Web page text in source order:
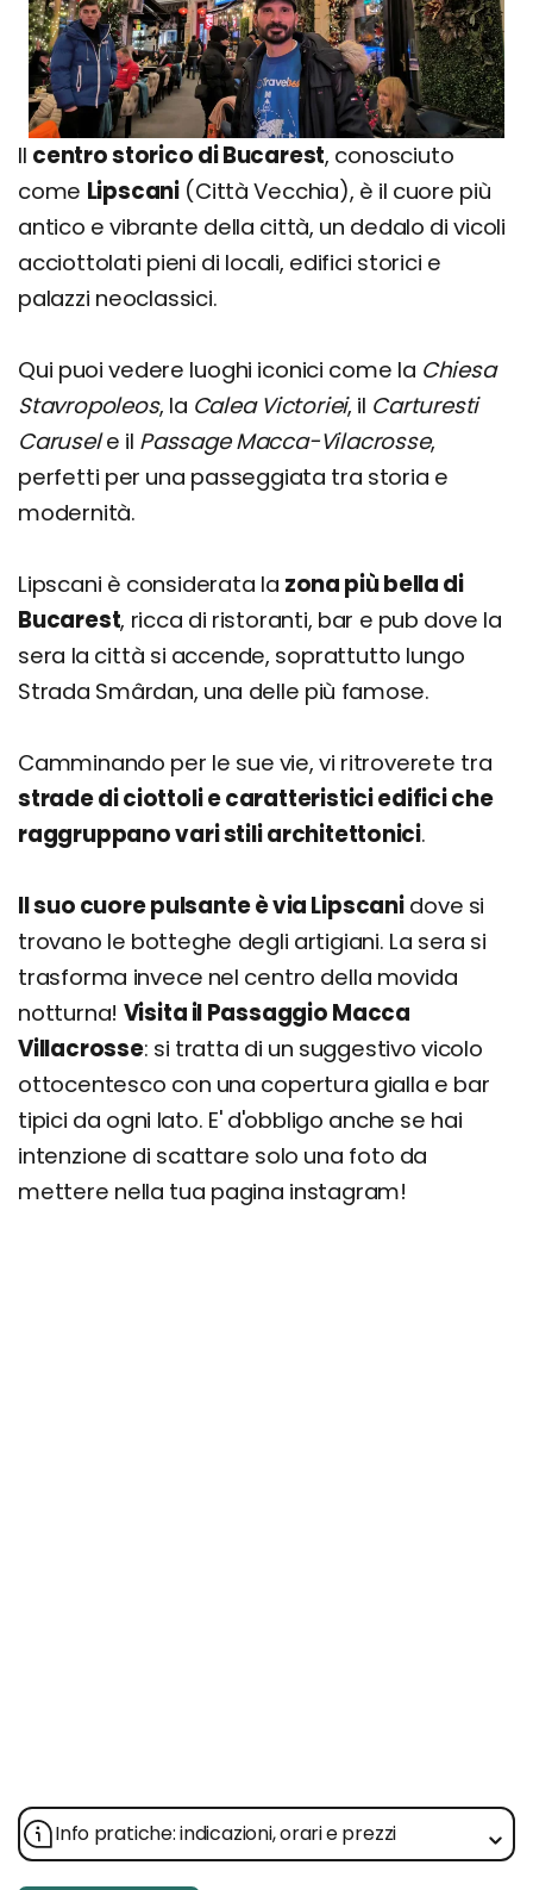
Il centro storico di Bucarest, conosciuto
come Lipscani(Città Vecchia), è il cuore più
antico e vibrante della città, un dedalo di vicoli
acciottolati pieni di locali, edifici storici e
palazzi neoclassici.
Qui puoi vedere luoghi iconici come la Chiesa
Stavropoleos, la Calea Victoriei, il Carturesti
Carusele il Passage Macca-Vilacrosse,
perfetti per una passeggiata tra storia e
modernità.
Lipscani è considerata la zona più bella di
Bucarest, ricca di ristoranti, bar e pub dove la
sera la città si accende, soprattutto lungo
Strada Smârdan, una delle più famose.
Camminando per le sue vie, vi ritroverete tra
strade di ciottoli e caratteristici edifici che
raggruppano vari stili architettonici.
Il suo cuore pulsante è via Lipscanidove si
trovano le botteghe degli artigiani. La sera si
trasforma invece nel centro della movida
notturna! Visita il Passaggio Macca
Villacrosse: si tratta di un suggestivo vicolo
ottocentesco con una copertura gialla e bar
tipici da ogni lato. E' d'obbligo anche se hai
intenzione di scattare solo una foto da
mettere nella tua pagina instagram!
Info pratiche: indicazioni, orari e prezzi